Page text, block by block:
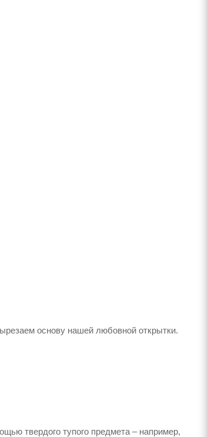
основу нашей любовной открытки.
твердого тупого предмета – например,